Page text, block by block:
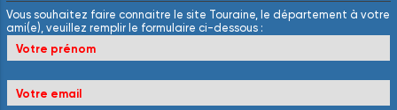
Vous souhaitez faire connaitre le site Touraine, le département à votre
ami(e), veuillez remplir le formulaire ci-dessous :